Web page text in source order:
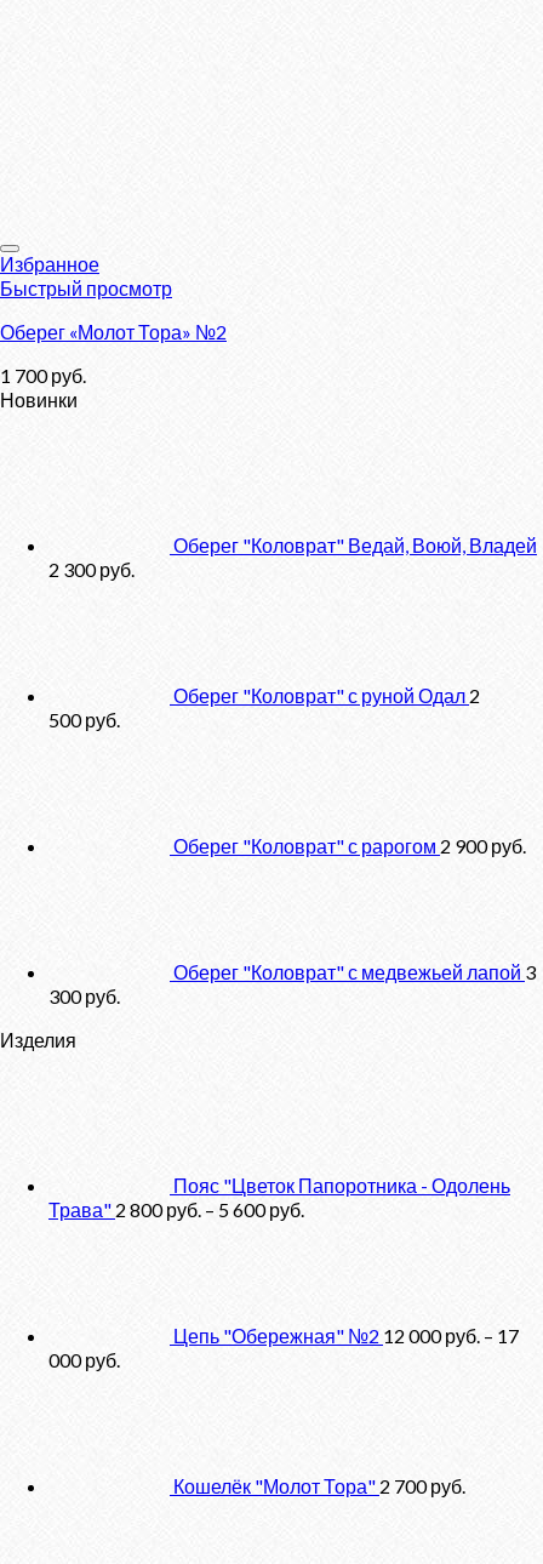
Избранное
Быстрый просмотр
Оберег «Молот Тора» №2
1 700руб.
Новинки
Оберег "Коловрат" Ведай, Воюй, Владей
2 300руб.
Оберег "Коловрат" с руной Одал 2
500руб.
Оберег "Коловрат" с рарогом 2 900руб.
Оберег "Коловрат" с медвежьей лапой 3
300руб.
Изделия
Пояс "Цветок Папоротника - Одолень
Трава" 2 800руб. – 5 600руб.
Цепь "Обережная" №2 12 000руб. – 17
000руб.
Кошелёк "Молот Тора" 2 700руб.